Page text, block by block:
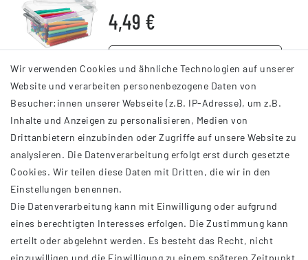
4,49 €
INFORMATIONEN
AGB
Impressum
Datenschutzerklärung
Widerrufsrecht
Wir verwenden Cookies und ähnliche Technologien auf unserer
Website und verarbeiten personenbezogene Daten von
Besucher:innen unserer Webseite (z.B. IP-Adresse), um z.B.
Inhalte und Anzeigen zu personalisieren, Medien von
Drittanbietern einzubinden oder Zugriffe auf unsere Website zu
analysieren. Die Datenverarbeitung erfolgt erst durch gesetzte
Cookies. Wir teilen diese Daten mit Dritten, die wir in den
Einstellungen benennen.
Die Datenverarbeitung kann mit Einwilligung oder aufgrund
eines berechtigten Interesses erfolgen. Die Zustimmung kann
erteilt oder abgelehnt werden. Es besteht das Recht, nicht
einzuwilligen und die Einwilligung zu einem späteren Zeitpunkt